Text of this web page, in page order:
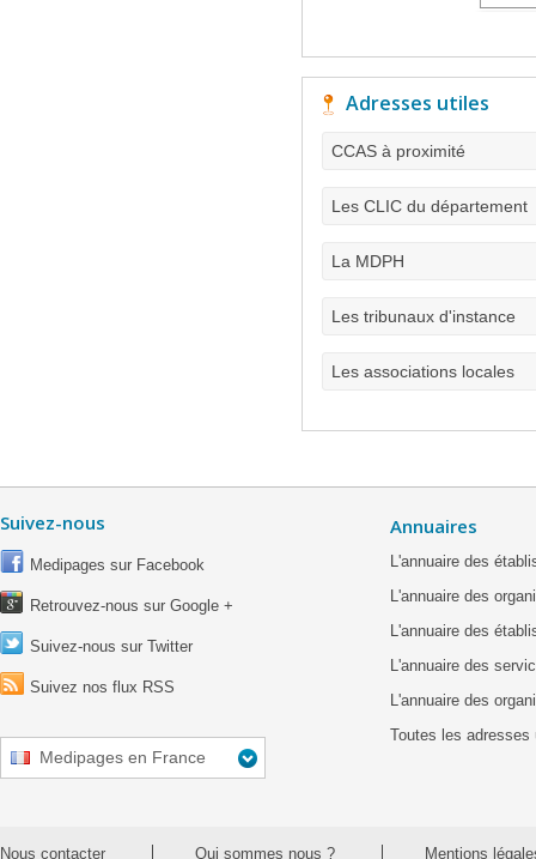
Adresses utiles
CCAS à proximité
Les CLIC du département
La MDPH
Les tribunaux d'instance
Les associations locales
Suivez-nous
Medipages sur Facebook
Retrouvez-nous sur Google +
Suivez-nous sur Twitter
Suivez nos flux RSS
Medipages en France
Annuaires
L'annuaire des
L'annuaire des
L'annuaire des
L'annuaire des
L'annuaire des
Toutes les adresses
Nous contacter Qui sommes nous ? Mentions